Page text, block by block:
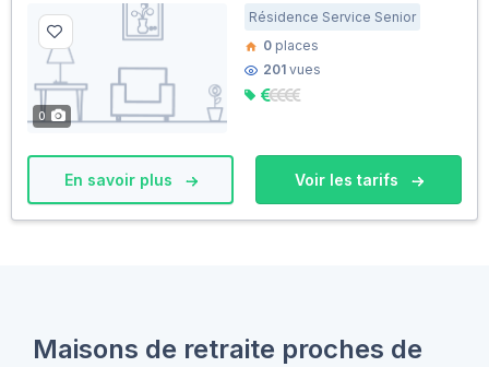
0
Résidence Service Senior
0 places
201 vues
En savoir plus Voir les tarifs
Maisons de retraite proches de